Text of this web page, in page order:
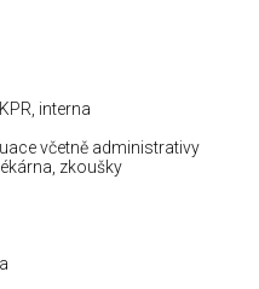
interna
včetně administrativy
zkoušky